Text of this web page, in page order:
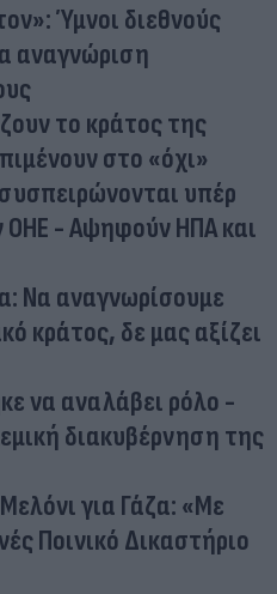
Ύμνοι διεθνούς
αναγνώριση
το κράτος της
στο «όχι»
υπέρ
ΟΗΕ - Αψηφούν ΗΠΑ και
Να αναγνωρίσουμε
κράτος, δε μας αξίζει
να αναλάβει ρόλο -
διακυβέρνηση της
για Γάζα: «Με
Ποινικό Δικαστήριο